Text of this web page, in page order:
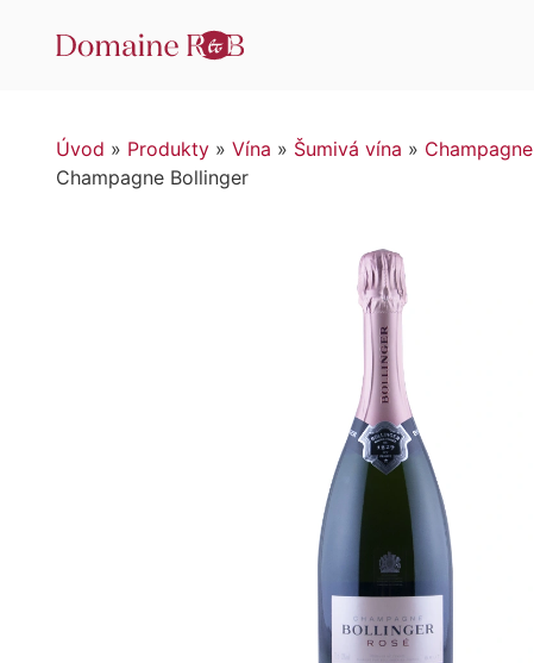
Úvod » Produkty » Vína » Šumivá vína » Champagne
Champagne Bollinger